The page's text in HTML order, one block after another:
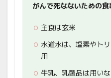
がんで死なないための食
主食は玄米
水道水は、塩素やト
用
牛乳、乳製品は用い